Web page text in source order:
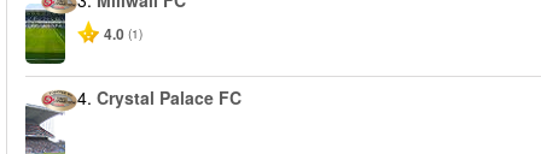
4.0 (1)
4. Crystal Palace FC